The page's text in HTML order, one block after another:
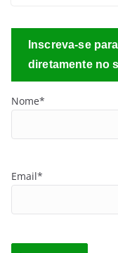
Inscreva-se
diretamente no
Nome*
Email*